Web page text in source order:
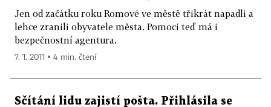
Jen od začátku roku Romové ve městě třikrát napadli a
lehce zranili obyvatele města. Pomoci teď má i
bezpečnostní agentura.
7. 1. 2011 ▪ 4 min. čtení
Sčítání lidu zajistí pošta. Přihlásila se